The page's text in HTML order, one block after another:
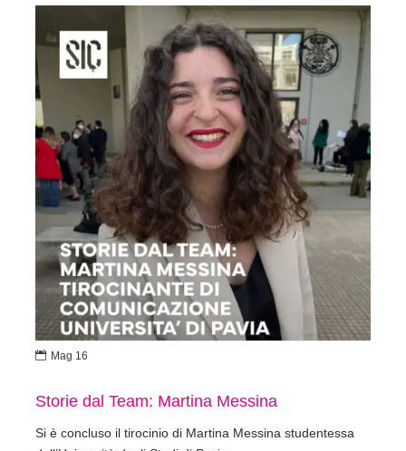
Storie dal Team: Martina Messina
Si è concluso il tirocinio di Martina Messina studentessa
 Mag 16